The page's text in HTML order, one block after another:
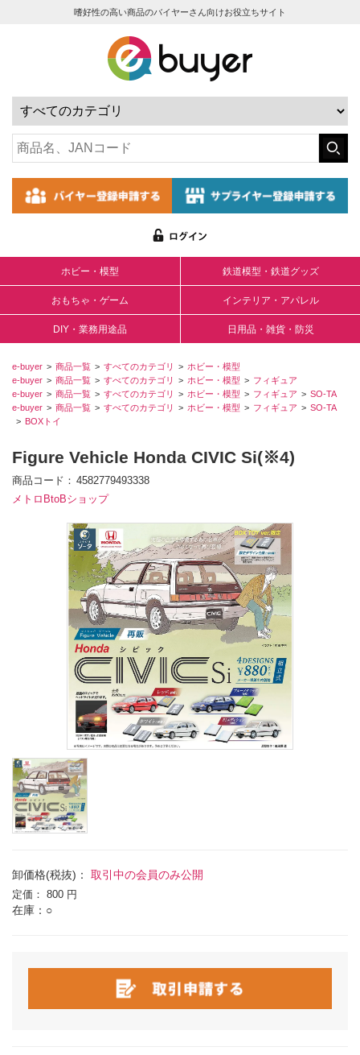
嗜好性の高い商品のバイヤーさん向けお役立ちサイト
ホビー・模型 鉄道模型・鉄道グッズ
おもちゃ・ゲーム インテリア・アパレル
DIY・業務用途品 日用品・雑貨・防災
e-buyer 商品一覧 すべてのカテゴリ
ホビー・模型
e-buyer
商品一覧 すべてのカテゴリ ホビー・模型
フィギュア
e-buyer
商品一覧 すべてのカテゴリ ホビー・模型 フィギュア
SO-TA
e-buyer
商品一覧 すべてのカテゴリ ホビー・模型 フィギュア
SO-TA
BOXトイ
Figure Vehicle Honda CIVIC Si(※4)
商品コード
4582779493338
メトロBtoBショップ
卸価格(税抜)： 取引中の会員のみ公開
定価： 800 円
在庫：○